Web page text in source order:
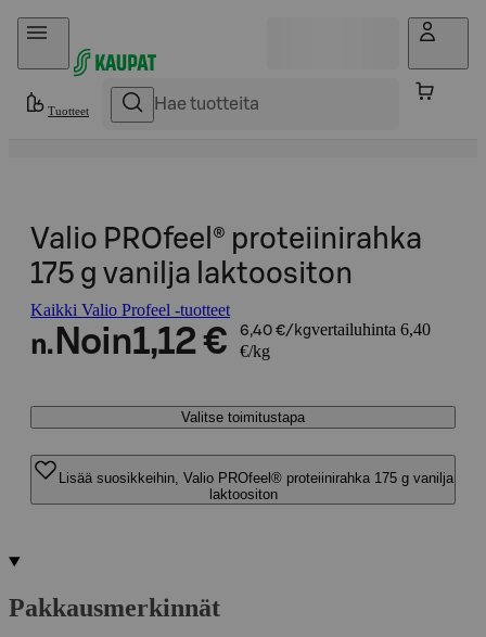
Hyppää sisältöön
Tuotteet
Valio PROfeel® proteiinirahka
175 g vanilja laktoositon
Kaikki Valio Profeel -tuotteet
n. Noin1,12 € 6,40 €/kgvertailuhinta 6,40
€/kg
Valitse toimitustapa
Lisää suosikkeihin, Valio PROfeel® proteiinirahka 175 g vanilja
laktoositon
Pakkausmerkinnät